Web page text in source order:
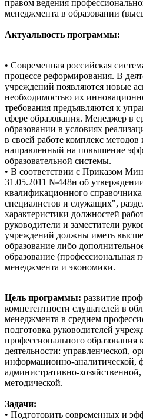
правом ведения
менеджмента в образовании
Актуальность программы:
• Современная российская
процессе реформирования. В
учреждений появляются новые
необходимостью их
требования предъявляются к
сфере образования. Менеджер в
образовании в условиях
в своей работе комплекс
направленный на повышение
образовательной системы.
• В соответствии с Приказом
31.05.2011 №448н об
квалификационного
специалистов и служащих",
характеристики должностей
руководители и заместители
учреждений должны иметь
образование либо
образование (профессиональная
менеджмента и экономики.
Цель программы: развитие
компетентности слушателей в
менеджмента в среднем
подготовка руководителей
профессионального
деятельности: управленческой,
информационно-аналитической,
административно-
методической.
Задачи:
• Подготовить современных и